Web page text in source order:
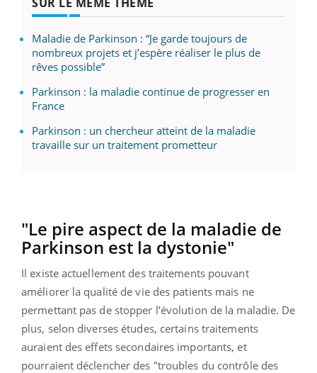
Maladie de Parkinson : “Je garde toujours de
nombreux projets et j’espère réaliser le plus de
rêves possible”
Parkinson : la maladie continue de progresser en
France
Parkinson : un chercheur atteint de la maladie
travaille sur un traitement prometteur
"Le pire aspect de la maladie de
Parkinson est la dystonie"
Il existe actuellement des traitements pouvant
améliorer la qualité de vie des patients mais ne
permettant pas de stopper l’évolution de la maladie. De
plus, selon diverses études, certains traitements
auraient des effets secondaires importants, et
pourraient déclencher des "troubles du contrôle des